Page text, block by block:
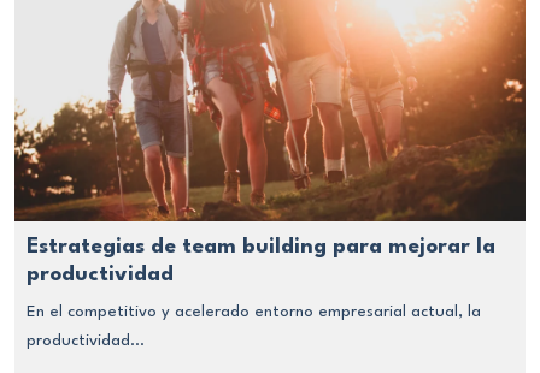
Estrategias de team building para mejorar la
productividad
En el competitivo y acelerado entorno empresarial actual, la
productividad...